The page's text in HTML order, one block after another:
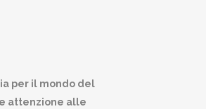
per il mondo del
attenzione alle